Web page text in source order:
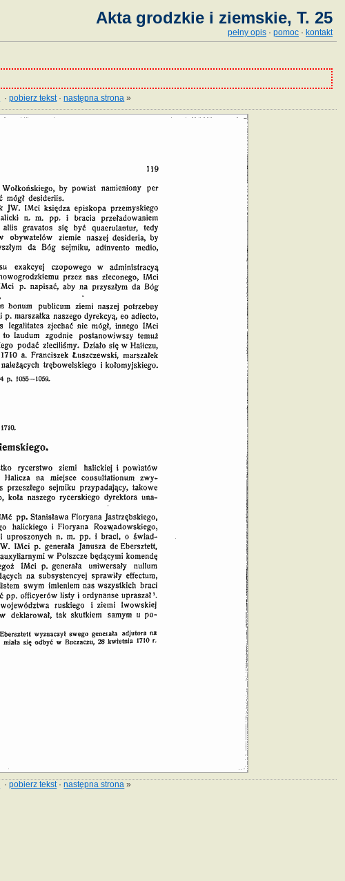
Akta grodzkie i ziemskie, T. 25
pełny opis · pomoc · kontakt
·pobierz tekst·następna strona »
·pobierz tekst·następna strona »